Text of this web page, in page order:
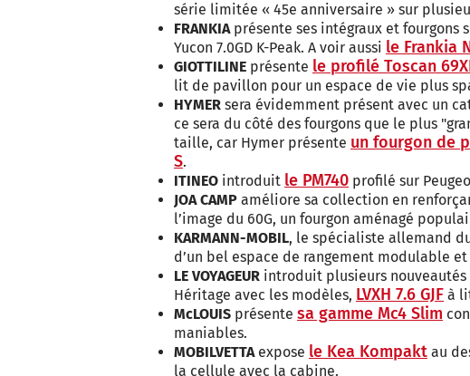
série limitée « 45e anniversaire » sur
FRANKIA présente ses intégraux et fourgons
Yucon 7.0GD K-Peak. A voir aussi le Frankia
GIOTTILINE présente le profilé Toscan
lit de pavillon pour un espace de vie plus
HYMER sera évidemment présent avec un
ce sera du côté des fourgons que le plus
taille, car Hymer présente un fourgon de
S.
ITINEO introduit le PM740 profilé sur
JOA CAMP améliore sa collection en
l’image du 60G, un fourgon aménagé
KARMANN-MOBIL, le spécialiste allemand
d’un bel espace de rangement modulable
LE VOYAGEUR introduit plusieurs nouveautés
Héritage avec les modèles, LVXH 7.6 GJF à
McLOUIS présente sa gamme Mc4 Slim
maniables.
MOBILVETTA expose le Kea Kompakt au
la cellule avec la cabine.